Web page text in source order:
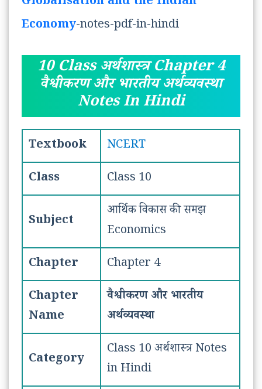
Economy-notes-pdf-in-hindi
10 Class अर्थशास्त्र Chapter 4
वैश्वीकरण और भारतीय अर्थव्यवस्था
Notes In Hindi
Textbook
NCERT
Class
Class 10
Subject
आर्थिक विकास की समझ
Economics
Chapter
Chapter 4
Chapter
Name
वैश्वीकरण और भारतीय
अर्थव्यवस्था
Category
Class 10 अर्थशास्त्र Notes
in Hindi